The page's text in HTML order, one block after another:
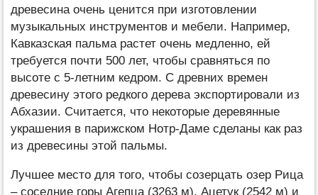
древесина очень ценится при изготовлении
музыкальных инструментов и мебели. Например,
Кавказская пальма растет очень медленно, ей
требуется почти 500 лет, чтобы сравняться по
высоте с 5-летним кедром. С древних времен
древесину этого редкого дерева экспортировали из
Абхазии. Считается, что некоторые деревянные
украшения в парижском Нотр-Даме сделаны как раз
из древесины этой пальмы.
Лучшее место для того, чтобы созерцать озер Рица
– соседние горы Агепца (3263 м), Ацетук (2542 м) и